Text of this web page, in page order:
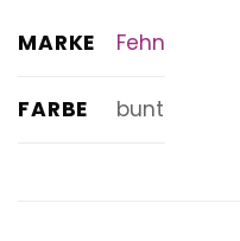
MARKE Fehn
FARBE bunt